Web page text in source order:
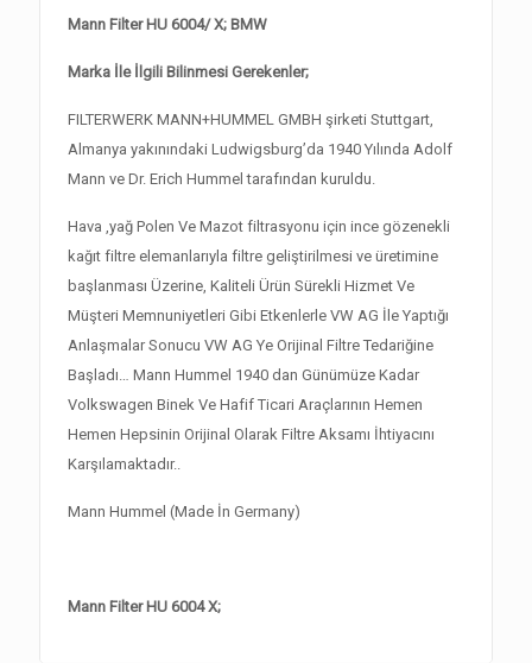
Mann Filter HU 6004/ X; BMW
Marka İle İlgili Bilinmesi Gerekenler;
FILTERWERK MANN+HUMMEL GMBH şirketi Stuttgart,
Almanya yakınındaki Ludwigsburg’da 1940 Yılında Adolf
Mann ve Dr. Erich Hummel tarafından kuruldu.
Hava ,yağ Polen Ve Mazot filtrasyonu için ince gözenekli
kağıt filtre elemanlarıyla filtre geliştirilmesi ve üretimine
başlanması Üzerine, Kaliteli Ürün Sürekli Hizmet Ve
Müşteri Memnuniyetleri Gibi Etkenlerle VW AG İle Yaptığı
Anlaşmalar Sonucu VW AG Ye Orijinal Filtre Tedariğine
Başladı… Mann Hummel 1940 dan Günümüze Kadar
Volkswagen Binek Ve Hafif Ticari Araçlarının Hemen
Hemen Hepsinin Orijinal Olarak Filtre Aksamı İhtiyacını
Karşılamaktadır..
Mann Hummel (Made İn Germany)
Mann Filter HU 6004 X;